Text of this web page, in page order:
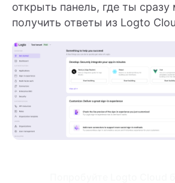
открыть панель, где ты
получить ответы из Logto